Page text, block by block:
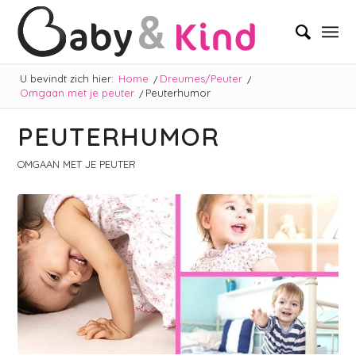
U bevindt zich hier: Home / Dreumes/Peuter /
Omgaan met je peuter / Peuterhumor
PEUTERHUMOR
OMGAAN MET JE PEUTER